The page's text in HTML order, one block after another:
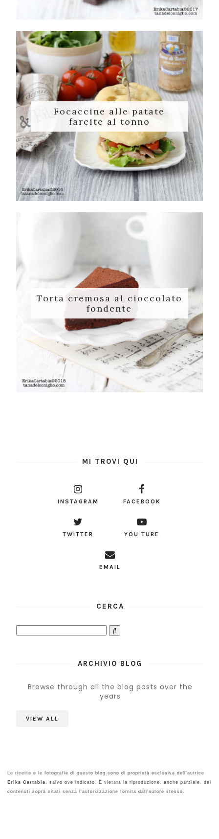
Focaccine alle patate
farcite al tonno
Torta cremosa al cioccolato
fondente
MI TROVI QUI
INSTAGRAM FACEBOOK
TWITTER YOU TUBE
EMAIL
CERCA
ARCHIVIO BLOG
Browse through all the blog posts over the
years
VIEW ALL
Le ricette e le fotografie di questo blog sono di proprietà esclusiva dell'autrice
Erika Cartabia, salvo ove indicato. È vietata la riproduzione, anche parziale, dei
contenuti sopra citati senza l'autorizzazione fornita dall'autore stesso.